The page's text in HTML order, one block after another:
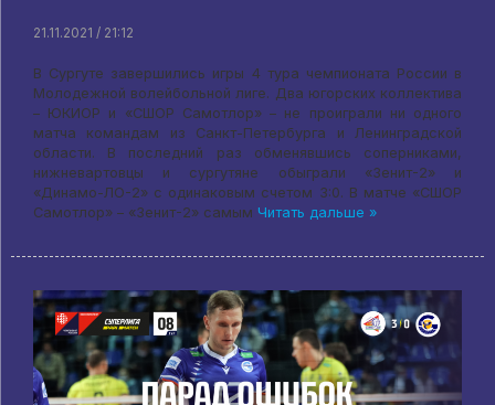
21.11.2021 / 21:12
В Сургуте завершились игры 4 тура чемпионата России в
Молодежной волейбольной лиге. Два югорских коллектива
– ЮКИОР и «СШОР Самотлор» – не проиграли ни одного
матча командам из Санкт-Петербурга и Ленинградской
области. В последний раз обменявшись соперниками,
нижневартовцы и сургутяне обыграли «Зенит-2» и
«Динамо-ЛО-2» с одинаковым счетом 3:0. В матче «СШОР
Самотлор» – «Зенит-2» самым Читать дальше »